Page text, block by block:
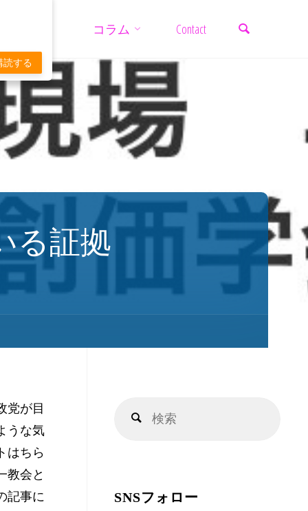
ン
ツ
へ
コラム Contact
る証拠
党が目
うな気
はちら
教会と
記事に
検
SNSフォロー
読する